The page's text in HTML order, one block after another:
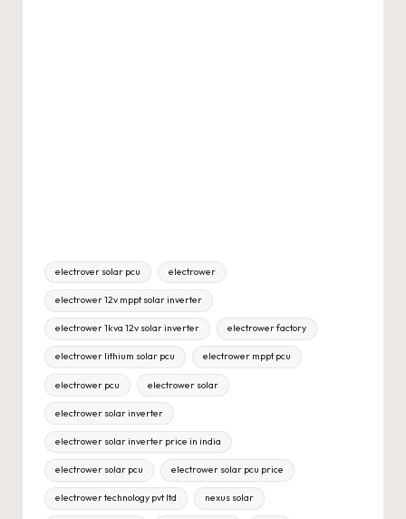
Tags:
electrover solar pcu electrower
electrower 12v mppt solar inverter
electrower 1kva 12v solar inverter electrower factory
electrower lithium solar pcu electrower mppt pcu
electrower pcu electrower solar
electrower solar inverter
electrower solar inverter price in india
electrower solar pcu electrower solar pcu price
electrower technology pvt ltd nexus solar